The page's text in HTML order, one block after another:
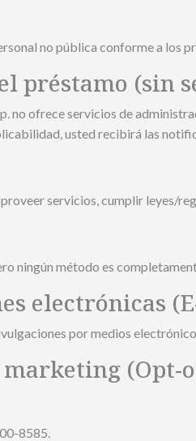
no pública conforme a los
préstamo (sin
ofrece servicios de
usted recibirá las
servicios, cumplir leyes/
ningún método es
electrónicas
por medios
marketing (Opt-
8585.